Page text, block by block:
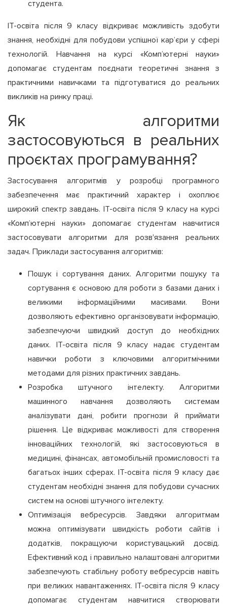
студента.
ІТ-освіта після 9 класу відкриває можливість здобути
знання, необхідні для побудови успішної кар’єри у сфері
технологій. Навчання на курсі «Комп’ютерні науки»
допомагає студентам поєднати теоретичні знання з
практичними навичками та підготуватися до реальних
викликів на ринку праці.
Як алгоритми
застосовуються в реальних
проєктах програмування?
Застосування алгоритмів у розробці програмного
забезпечення має практичний характер і охоплює
широкий спектр завдань. ІТ-освіта після 9 класу на курсі
«Комп’ютерні науки» допомагає студентам навчитися
застосовувати алгоритми для розв'язання реальних
задач. Приклади застосування алгоритмів:
Пошук і сортування даних. Алгоритми пошуку та
сортування є основою для роботи з базами даних і
великими інформаційними масивами. Вони
дозволяють ефективно організовувати інформацію,
забезпечуючи швидкий доступ до необхідних
даних. ІТ-освіта після 9 класу надає студентам
навички роботи з ключовими алгоритмічними
методами для різних практичних завдань.
Розробка штучного інтелекту. Алгоритми
машинного навчання дозволяють системам
аналізувати дані, робити прогнози й приймати
рішення. Це відкриває можливості для створення
інноваційних технологій, які застосовуються в
медицині, фінансах, автомобільній промисловості та
багатьох інших сферах. ІТ-освіта після 9 класу дає
студентам необхідні знання для побудови сучасних
систем на основі штучного інтелекту.
Оптимізація вебресурсів. Завдяки алгоритмам
можна оптимізувати швидкість роботи сайтів і
додатків, покращуючи користувацький досвід.
Ефективний код і правильно налаштовані алгоритми
забезпечують стабільну роботу вебресурсів навіть
при великих навантаженнях. ІТ-освіта після 9 класу
допомагає студентам навчитися створювати